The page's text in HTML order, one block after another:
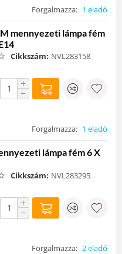
Forgalmazza: 1 eladó
mennyezeti lámpa fém
Cikkszám: NVL283158
+
−
Forgalmazza: 1 eladó
lámpa fém 6 X
Cikkszám: NVL283295
+
−
Forgalmazza: 2 eladó